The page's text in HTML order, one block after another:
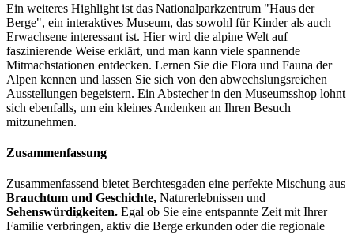
Ein weiteres Highlight ist das Nationalparkzentrum "Haus der
Berge", ein interaktives Museum, das sowohl für Kinder als auch
Erwachsene interessant ist. Hier wird die alpine Welt auf
faszinierende Weise erklärt, und man kann viele spannende
Mitmachstationen entdecken. Lernen Sie die Flora und Fauna der
Alpen kennen und lassen Sie sich von den abwechslungsreichen
Ausstellungen begeistern. Ein Abstecher in den Museumsshop lohnt
sich ebenfalls, um ein kleines Andenken an Ihren Besuch
mitzunehmen.
Zusammenfassung
Zusammenfassend bietet Berchtesgaden eine perfekte Mischung aus
Brauchtum und Geschichte, Naturerlebnissen und
Sehenswürdigkeiten. Egal ob Sie eine entspannte Zeit mit Ihrer
Familie verbringen, aktiv die Berge erkunden oder die regionale